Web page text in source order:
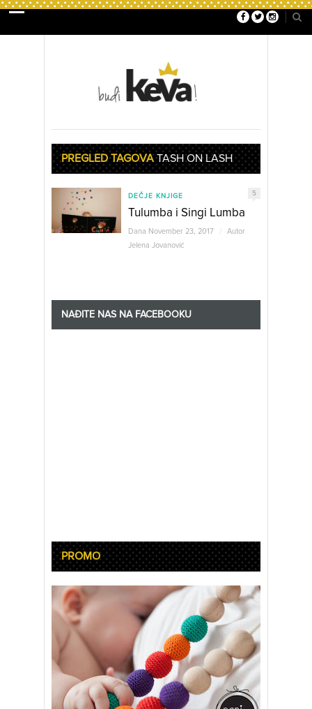
PREGLED TAGOVATASH ON LASH
DEČJE KNJIGE 5
Tulumba i Singi Lumba
Dana November 23, 2017
Autor
Jelena Jovanović
NAĐITE NAS NA FACEBOOKU
PROMO